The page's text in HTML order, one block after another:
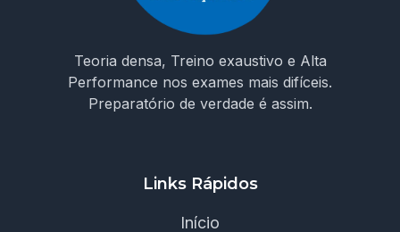
Teoria densa, Treino exaustivo e Alta
Performance nos exames mais difíceis.
Preparatório de verdade é assim.
Links Rápidos
Início